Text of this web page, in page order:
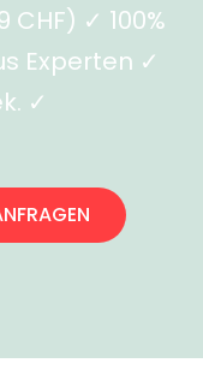
CHF) ✓ 100%
Experten ✓
✓